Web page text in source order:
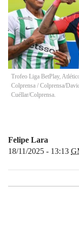
Trofeo Liga BetPlay,
Colprensa / Colprensa/
Cuéllar/Colprensa.
Felipe Lara
18/11/2025 - 13:13